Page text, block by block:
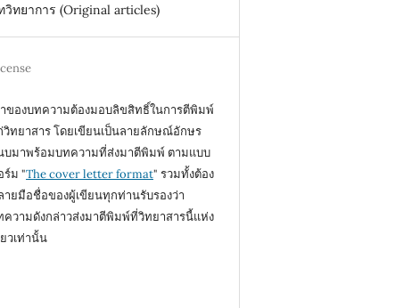
วิทยาการ (Original articles)
าของบทความต้องมอบลิขสิทธิ์ในการตีพิมพ์
วิทยาสาร โดยเขียนเป็นลายลักษณ์อักษร
บมาพร้อมบทความที่ส่งมาตีพิมพ์ ตามแบบ
ร์ม "The cover letter format" รวมทั้งต้อง
ายมือชื่อของผู้เขียนทุกท่านรับรองว่า
ความดังกล่าวส่งมาตีพิมพ์ที่วิทยาสารนี้แห่ง
ยวเท่านั้น